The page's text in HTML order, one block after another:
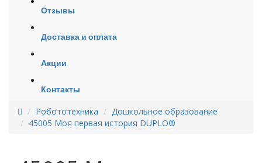
Отзывы
Доставка и оплата
Акции
Контакты
Робототехника
Дошкольное образование
45005 Моя первая история DUPLO®